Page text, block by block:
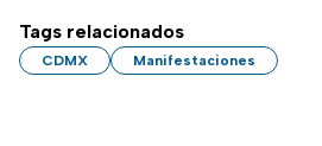
Tags relacionados
CDMX Manifestaciones